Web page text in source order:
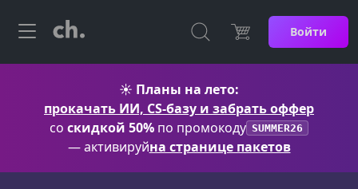
Войти
☀️ Планы на лето:
прокачать ИИ, CS-базу и забрать оффер
со скидкой 50% по промокоду SUMMER26
— активируйна странице пакетов